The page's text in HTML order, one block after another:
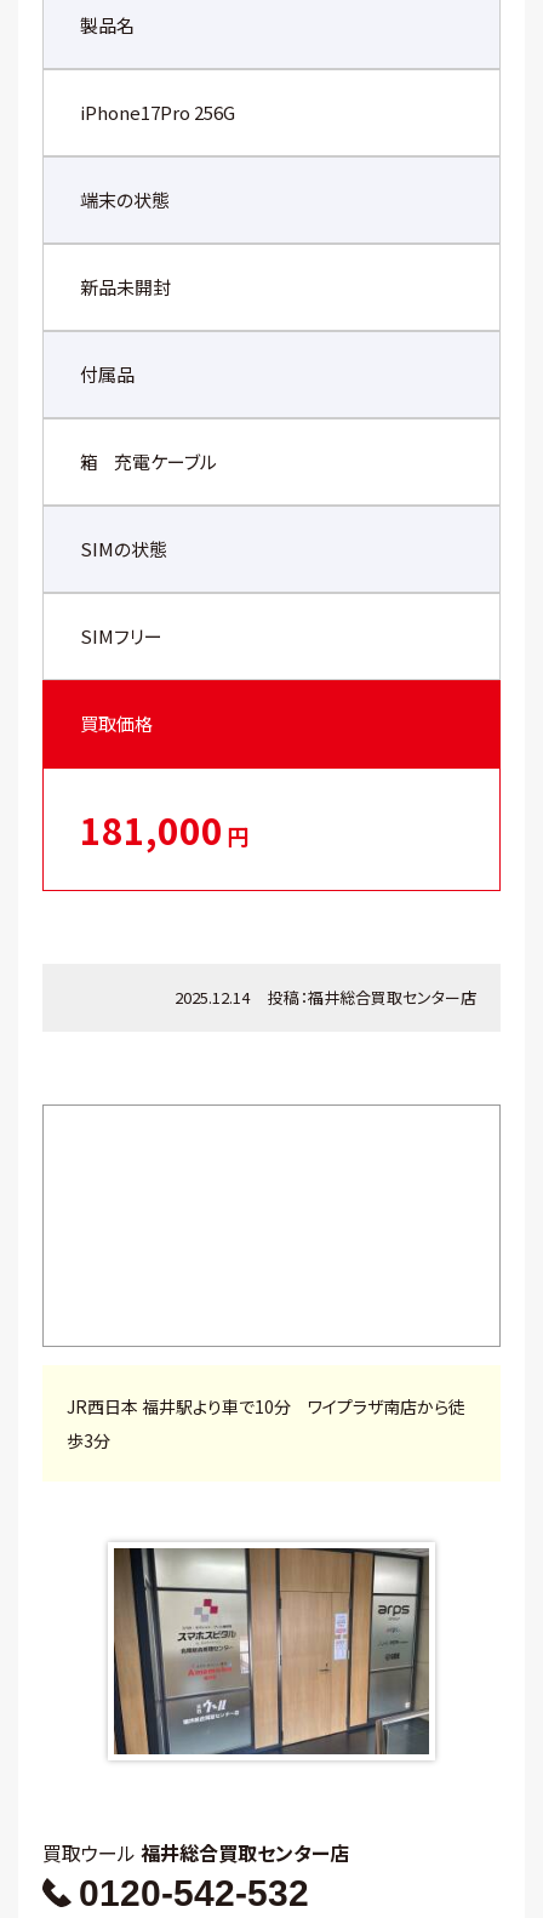
製品名
iPhone17Pro 256G
端末の状態
新品未開封
付属品
箱 充電ケーブル
SIMの状態
SIMフリー
買取価格
181,000 円
2025.12.14 投稿：福井総合買取センター店
JR西日本 福井駅より車で10分 ワイプラザ南店から徒
歩3分
買取ウール 福井総合買取センター店
0120-542-532